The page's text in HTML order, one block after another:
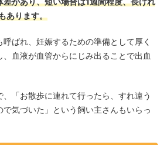
あります。
ばれ、妊娠するための準備として厚く
血液が血管からにじみ出ることで出血
「お散歩に連れて行ったら、すれ違う
気づいた」という飼い主さんもいらっ